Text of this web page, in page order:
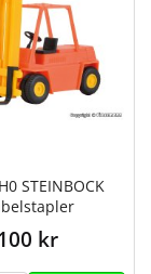
STEINBOCK
kr